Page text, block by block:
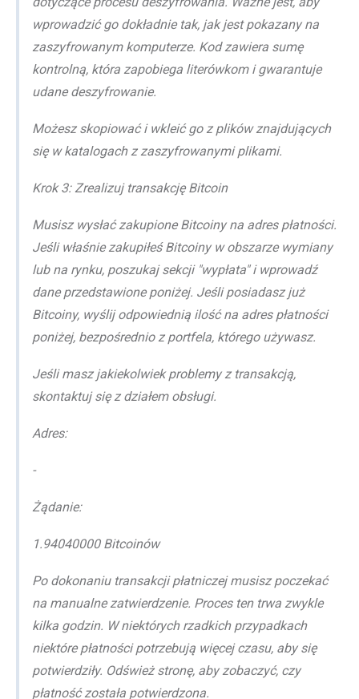
wprowadzić go dokładnie tak, jak jest pokazany na
zaszyfrowanym komputerze. Kod zawiera sumę
kontrolną, która zapobiega literówkom i gwarantuje
udane deszyfrowanie.
Możesz skopiować i wkleić go z plików znajdujących
się w katalogach z zaszyfrowanymi plikami.
Krok 3: Zrealizuj transakcję Bitcoin
Musisz wysłać zakupione Bitcoiny na adres płatności.
Jeśli właśnie zakupiłeś Bitcoiny w obszarze wymiany
lub na rynku, poszukaj sekcji "wypłata" i wprowadź
dane przedstawione poniżej. Jeśli posiadasz już
Bitcoiny, wyślij odpowiednią ilość na adres płatności
poniżej, bezpośrednio z portfela, którego używasz.
Jeśli masz jakiekolwiek problemy z transakcją,
skontaktuj się z działem obsługi.
Adres:
-
Żądanie:
1.94040000 Bitcoinów
Po dokonaniu transakcji płatniczej musisz poczekać
na manualne zatwierdzenie. Proces ten trwa zwykle
kilka godzin. W niektórych rzadkich przypadkach
niektóre płatności potrzebują więcej czasu, aby się
potwierdziły. Odśwież stronę, aby zobaczyć, czy
płatność została potwierdzona.